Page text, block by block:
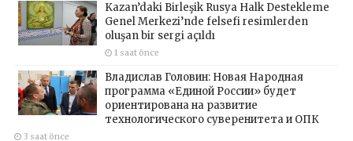
Kazan’daki Birleşik Rusya Halk Destekleme
Genel Merkezi’nde felsefi resimlerden
oluşan bir sergi açıldı
1 saat önce
Владислав Головин: Новая Народная
программа «Единой России» будет
ориентирована на развитие
технологического суверенитета и ОПК
3 saat önce